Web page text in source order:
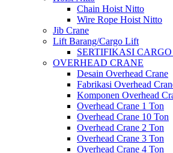
Chain Hoist Nitto
Wire Rope Hoist Nitto
Jib Crane
Lift Barang/Cargo Lift
SERTIFIKASI
OVERHEAD CRANE
Desain Overhead Crane
Fabrikasi Overhead
Komponen Overhead
Overhead Crane 1 Ton
Overhead Crane 10 Ton
Overhead Crane 2 Ton
Overhead Crane 3 Ton
Overhead Crane 4 Ton